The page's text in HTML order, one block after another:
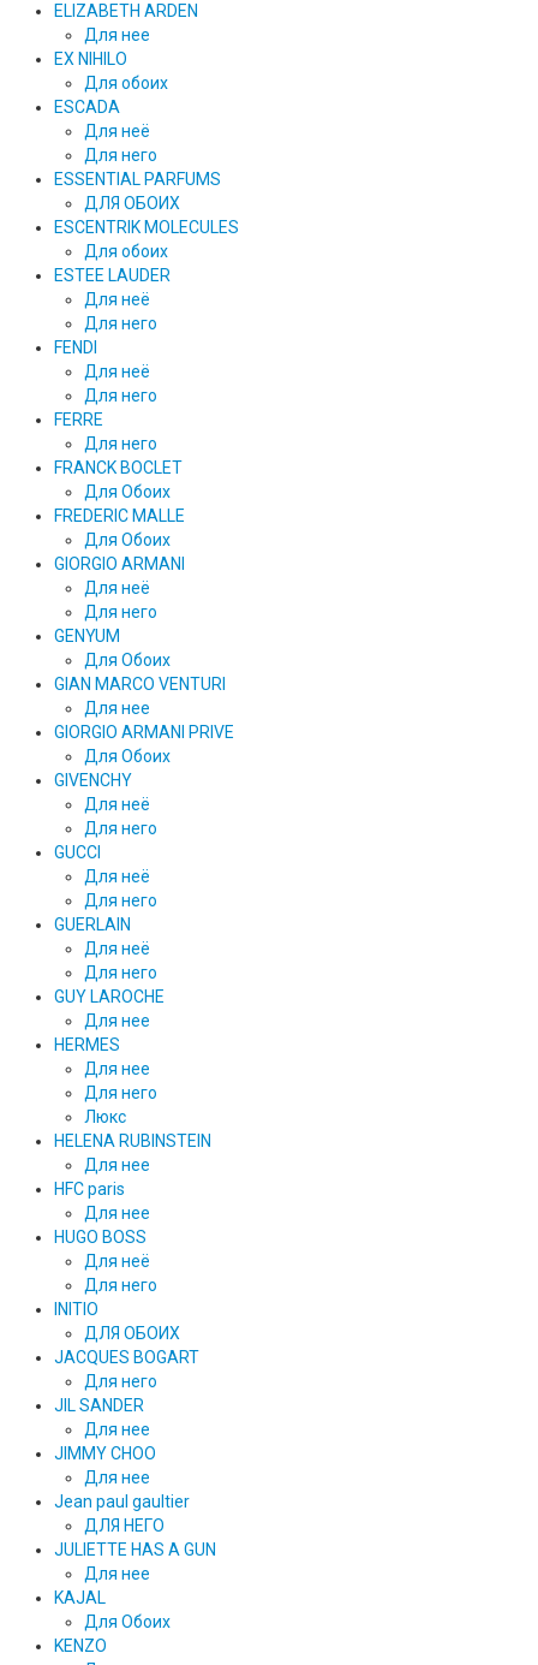
ELIZABETH ARDEN
Для нее
EX NIHILO
Для обоих
ESCADA
Для неё
Для него
ESSENTIAL PARFUMS
ДЛЯ ОБОИХ
ESCENTRIK MOLECULES
Для обоих
ESTEE LAUDER
Для неё
Для него
FENDI
Для неё
Для него
FERRE
Для него
FRANCK BOCLET
Для Обоих
FREDERIC MALLE
Для Обоих
GIORGIO ARMANI
Для неё
Для него
GENYUM
Для Обоих
GIAN MARCO VENTURI
Для нее
GIORGIO ARMANI PRIVE
Для Обоих
GIVENCHY
Для неё
Для него
GUCCI
Для неё
Для него
GUERLAIN
Для неё
Для него
GUY LAROCHE
Для нее
HERMES
Для нее
Для него
Люкс
HELENA RUBINSTEIN
Для нее
HFC paris
Для нее
HUGO BOSS
Для неё
Для него
INITIO
ДЛЯ ОБОИХ
JACQUES BOGART
Для него
JIL SANDER
Для нее
JIMMY CHOO
Для нее
Jean paul gaultier
ДЛЯ НЕГО
JULIETTE HAS A GUN
Для нее
KAJAL
Для Обоих
KENZO